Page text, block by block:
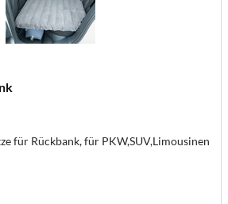
für Rückbank, für PKW,SUV,Limousinen